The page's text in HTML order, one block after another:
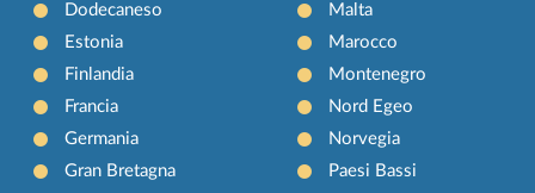
Dodecaneso
Estonia
Finlandia
Francia
Germania
Gran Bretagna
Malta
Marocco
Montenegro
Nord Egeo
Norvegia
Paesi Bassi